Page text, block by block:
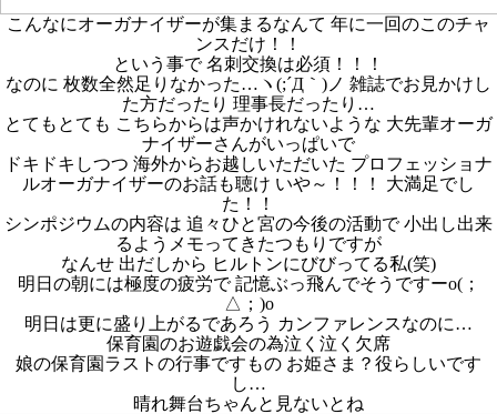
こんなにオーガナイザーが集まるなんて 年に一回のこのチャ
ンスだけ！！
という事で 名刺交換は必須！！！
なのに 枚数全然足りなかった…ヽ(;´Д｀)ノ 雑誌でお見かけし
た方だったり 理事長だったり…
とてもとても こちらからは声かけれないような 大先輩オーガ
ナイザーさんがいっぱいで
ドキドキしつつ 海外からお越しいただいた プロフェッショナ
ルオーガナイザーのお話も聴け いや～！！！ 大満足でし
た！！
シンポジウムの内容は 追々ひと宮の今後の活動で 小出し出来
るようメモってきたつもりですが
なんせ 出だしから ヒルトンにびびってる私(笑)
明日の朝には極度の疲労で 記憶ぶっ飛んでそうですーo(；
△；)o
明日は更に盛り上がるであろう カンファレンスなのに…
保育園のお遊戯会の為泣く泣く欠席
娘の保育園ラストの行事ですもの お姫さま？役らしいです
し…
晴れ舞台ちゃんと見ないとね